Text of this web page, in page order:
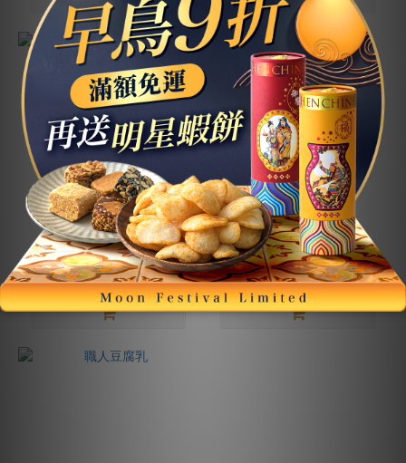
櫻花蝦XO醬
NT$450
NT$500
丁香魚XO醬
NT$450
NT$500